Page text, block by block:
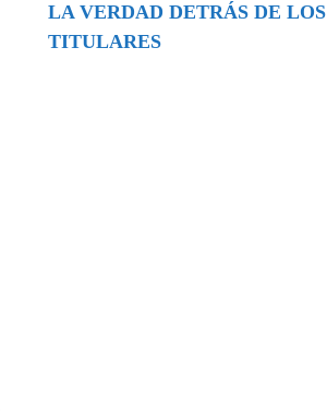
LA VERDAD DETRÁS DE LOS
TITULARES